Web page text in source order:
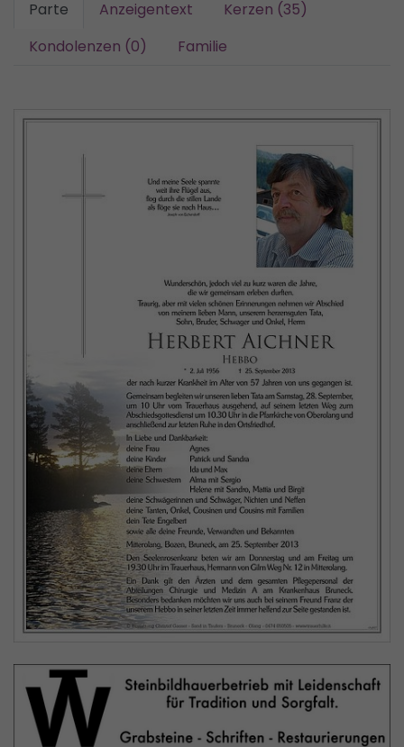
Parte Anzeigentext
Kerzen (35)
Kondolenzen (0)
Familie